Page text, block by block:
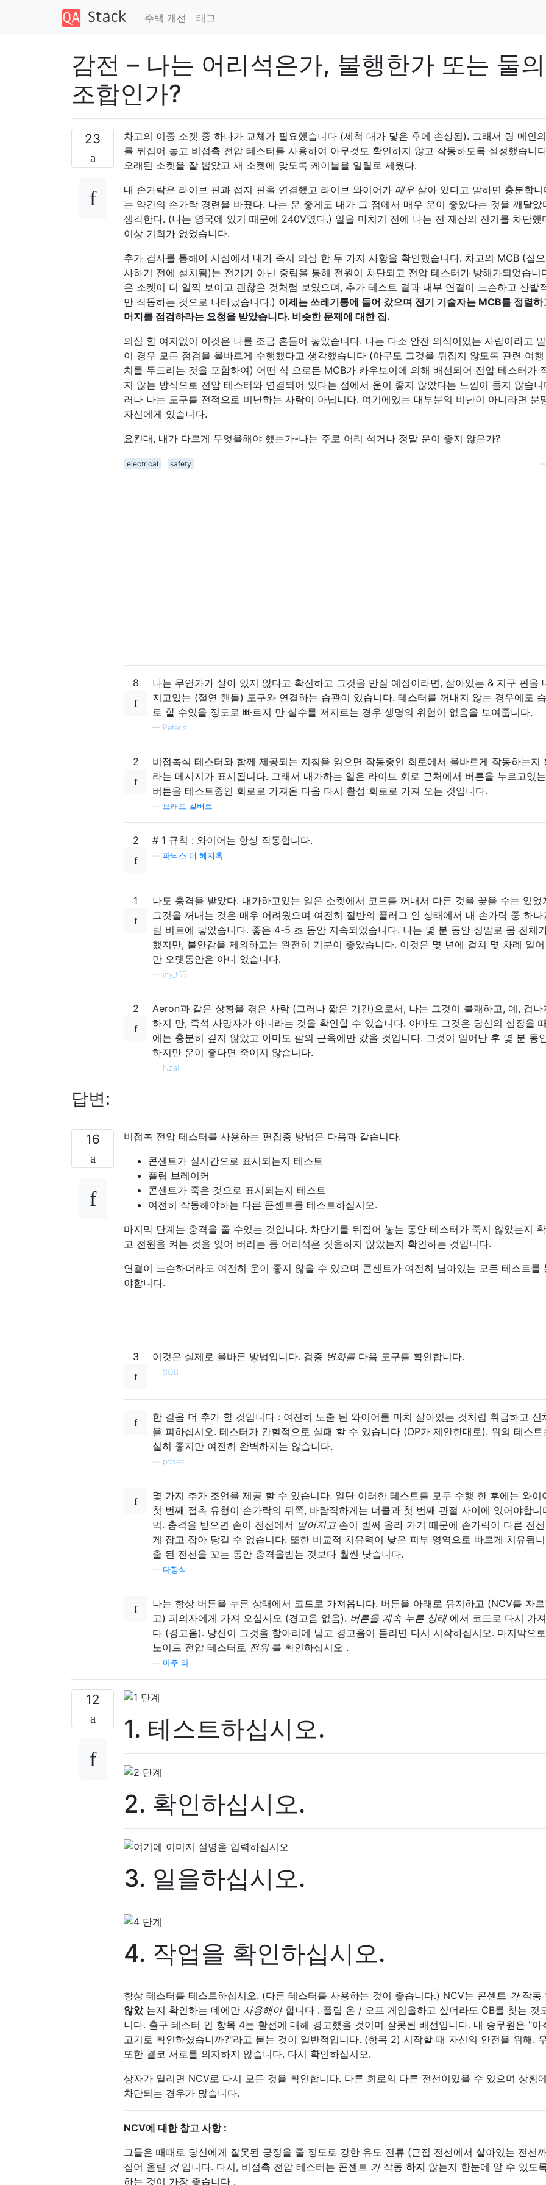
주택 개선 태그
감전 – 나는 어리석은가, 불행한가 또는 둘의
조합인가?
23
차고의 이중 소켓 중 하나가 교체가 필요했습니다 (세척 대가 닿은 후에 손상됨). 그래서 링 메인
를 뒤집어 놓고 비접촉 전압 테스터를 사용하여 아무것도 확인하지 않고 작동하도록 설정했습니
오래된 소켓을 잘 뽑았고 새 소켓에 맞도록 케이블을 일렬로 세웠다.
내 손가락은 라이브 핀과 접지 핀을 연결했고 라이브 와이어가 매우 살아 있다고 말하면 충분합
는 약간의 손가락 경련을 바꿨다. 나는 운 좋게도 내가 그 점에서 매우 운이 좋았다는 것을 깨달았
생각한다. (나는 영국에 있기 때문에 240V였다.) 일을 마치기 전에 나는 전 재산의 전기를 차단했
이상 기회가 없었습니다.
추가 검사를 통해이 시점에서 내가 즉시 의심 한 두 가지 사항을 확인했습니다. 차고의 MCB (집
사하기 전에 설치됨)는 전기가 아닌 중립을 통해 전원이 차단되고 전압 테스터가 방해가되었습니
은 소켓이 더 일찍 보이고 괜찮은 것처럼 보였으며, 추가 테스트 결과 내부 연결이 느슨하고 산발
만 작동하는 것으로 나타났습니다.) 이제는 쓰레기통에 들어 갔으며 전기 기술자는 MCB를 정렬하
머지를 점검하라는 요청을 받았습니다. 비슷한 문제에 대한 집.
의심 할 여지없이 이것은 나를 조금 흔들어 놓았습니다. 나는 다소 안전 의식이있는 사람이라고
이 경우 모든 점검을 올바르게 수행했다고 생각했습니다 (아무도 그것을 뒤집지 않도록 관련 여행
치를 두드리는 것을 포함하여) 어떤 식 으로든 MCB가 카우보이에 의해 배선되어 전압 테스터가
지 않는 방식으로 전압 테스터와 연결되어 있다는 점에서 운이 좋지 않았다는 느낌이 들지 않습니
러나 나는 도구를 전적으로 비난하는 사람이 아닙니다. 여기에있는 대부분의 비난이 아니라면 분
자신에게 있습니다.
요컨대, 내가 다르게 무엇을해야 했는가-나는 주로 어리 석거나 정말 운이 좋지 않은가?
electrical safety
8
나는 무언가가 살아 있지 않다고 확신하고 그것을 만질 예정이라면, 살아있는 & 지구 핀을
지고있는 (절연 핸들) 도구와 연결하는 습관이 있습니다. 테스터를 꺼내지 않는 경우에도
로 할 수있을 정도로 빠르지 만 실수를 저지르는 경우 생명의 위험이 없음을 보여줍니다.
— Peteris
2
비접촉식 테스터와 함께 제공되는 지침을 읽으면 작동중인 회로에서 올바르게 작동하는지
라는 메시지가 표시됩니다. 그래서 내가하는 일은 라이브 회로 근처에서 버튼을 누르고있
버튼을 테스트중인 회로로 가져온 다음 다시 활성 회로로 가져 오는 것입니다.
브래드 길버트
2 # 1 규칙 : 와이어는 항상 작동합니다.
파닉스 더 헤지혹
1
나도 충격을 받았다. 내가하고있는 일은 소켓에서 코드를 꺼내서 다른 것을 꽂을 수는 있었
그것을 꺼내는 것은 매우 어려웠으며 여전히 절반의 플러그 인 상태에서 내 손가락 중 하나
틸 비트에 닿았습니다. 좋은 4-5 초 동안 지속되었습니다. 나는 몇 분 동안 정말로 몸 전체
했지만, 불안감을 제외하고는 완전히 기분이 좋았습니다. 이것은 몇 년에 걸쳐 몇 차례 일
만 오랫동안은 아니 었습니다.
jay_t55
2
Aeron과 같은 상황을 겪은 사람 (그러나 짧은 기간)으로서, 나는 그것이 불쾌하고, 예, 겁나
하지 만, 즉석 사망자가 아니라는 것을 확인할 수 있습니다. 아마도 그것은 당신의 심장을
에는 충분히 깊지 않았고 아마도 팔의 근육에만 갔을 것입니다. 그것이 일어난 후 몇 분 동
하지만 운이 좋다면 죽이지 않습니다.
— Nzall
답변:
16
비접촉 전압 테스터를 사용하는 편집증 방법은 다음과 같습니다.
콘센트가 실시간으로 표시되는지 테스트
플립 브레이커
콘센트가 죽은 것으로 표시되는지 테스트
여전히 작동해야하는 다른 콘센트를 테스트하십시오.
마지막 단계는 충격을 줄 수있는 것입니다. 차단기를 뒤집어 놓는 동안 테스터가 죽지 않았는지
고 전원을 켜는 것을 잊어 버리는 등 어리석은 짓을하지 않았는지 확인하는 것입니다.
연결이 느슨하더라도 여전히 운이 좋지 않을 수 있으며 콘센트가 여전히 남아있는 모든 테스트를
야합니다.
3 이것은 실제로 올바른 방법입니다. 검증 변화를 다음 도구를 확인합니다.
— SQB
한 걸음 더 추가 할 것입니다 : 여전히 노출 된 와이어를 마치 살아있는 것처럼 취급하고 신
을 피하십시오. 테스터가 간헐적으로 실패 할 수 있습니다 (OP가 제안한대로). 위의 테스트
실히 좋지만 여전히 완벽하지는 않습니다.
pcdev
몇 가지 추가 조언을 제공 할 수 있습니다. 일단 이러한 테스트를 모두 수행 한 후에는 와이
첫 번째 접촉 유형이 손가락의 뒤쪽, 바람직하게는 너클과 첫 번째 관절 사이에 있어야합니
먹. 충격을 받으면 손이 전선에서 멀어지고 손이 벌써 올라 가기 때문에 손가락이 다른 전
게 잡고 잡아 당길 수 없습니다. 또한 비교적 치유력이 낮은 피부 영역으로 빠르게 치유됩
출 된 전선을 꼬는 동안 충격을받는 것보다 훨씬 낫습니다.
다항식
나는 항상 버튼을 누른 상태에서 코드로 가져옵니다. 버튼을 아래로 유지하고 (NCV를 자
고) 피의자에게 가져 오십시오 (경고음 없음). 버튼을 계속 누른 상태에서 코드로 다시 가
다 (경고음). 당신이 그것을 항아리에 넣고 경고음이 들리면 다시 시작하십시오. 마지막으
노이드 전압 테스터로 전위를 확인하십시오 .
마주 라
12
1. 테스트하십시오.
2. 확인하십시오.
3. 일을하십시오.
4. 작업을 확인하십시오.
항상 테스터를 테스트하십시오. (다른 테스터를 사용하는 것이 좋습니다.) NCV는 콘센트 가작동
않았는지 확인하는 데에만 사용해야합니다 . 플립 온 / 오프 게임을하고 싶더라도 CB를 찾는 것
니다. 출구 테스터 인 항목 4는 활선에 대해 경고했을 것이며 잘못된 배선입니다. 내 승무원은 "아
고기로 확인하셨습니까?"라고 묻는 것이 일반적입니다. (항목 2) 시작할 때 자신의 안전을 위해.
또한 결코 서로를 의지하지 않습니다. 다시 확인하십시오.
상자가 열리면 NCV로 다시 모든 것을 확인합니다. 다른 회로의 다른 전선이있을 수 있으며 상황
차단되는 경우가 많습니다.
NCV에 대한 참고 사항 :
그들은 때때로 당신에게 잘못된 긍정을 줄 정도로 강한 유도 전류 (근접 전선에서 살아있는 전선
집어 올릴 것입니다. 다시, 비접촉 전압 테스터는 콘센트 가작동 하지 않는지 한눈에 알 수 있도
하는 것이 가장 좋습니다 .